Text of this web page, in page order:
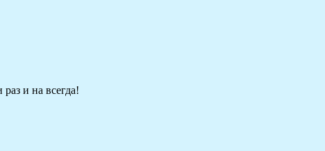
и на всегда!